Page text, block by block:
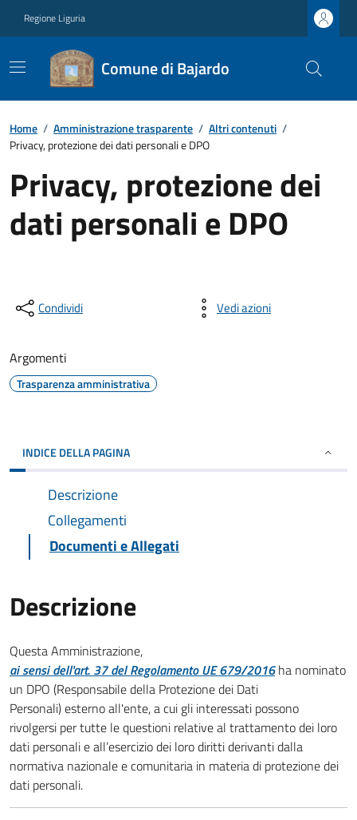
Regione Liguria
Comune di Bajardo
Home / Amministrazione trasparente / Altri contenuti /
Privacy, protezione dei dati personali e DPO
Privacy, protezione dei
dati personali e DPO
Condividi Vedi azioni
Argomenti
Trasparenza amministrativa
INDICE DELLA PAGINA
Descrizione
Collegamenti
Documenti e Allegati
Descrizione
Questa Amministrazione,
ai sensi dell'art. 37 del Regolamento UE 679/2016ha nominato
un DPO (Responsabile della Protezione dei Dati
Personali) esterno all'ente, a cui gli interessati possono
rivolgersi per tutte le questioni relative al trattamento dei loro
dati personali e all’esercizio dei loro diritti derivanti dalla
normativa nazionale e comunitaria in materia di protezione dei
dati personali.